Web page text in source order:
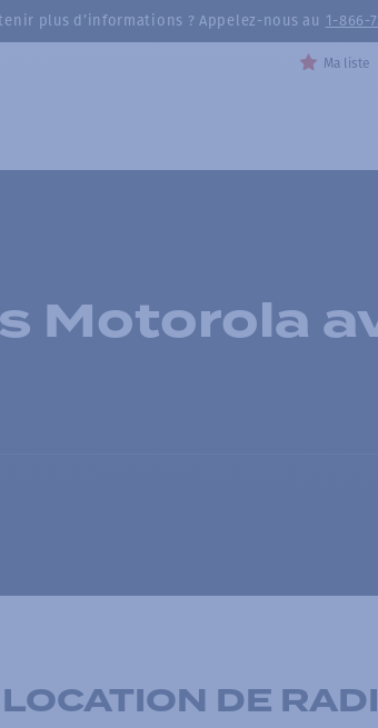
plus d’informations ? Appelez-nous au 1-866-
Ma liste
Motorola
LOCATION DE